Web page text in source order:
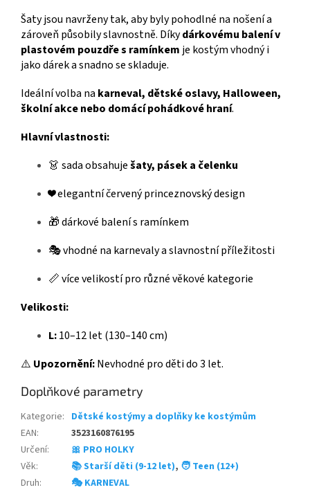
Šaty jsou navrženy tak, aby byly pohodlné na nošení a
zároveň působily slavnostně. Díkydárkovému balení v
plastovém pouzdře s ramínkem je kostým vhodný i
jako dárek a snadno se skladuje.
Ideální volba na karneval, dětské oslavy, Halloween,
školní akce nebo domácí pohádkové hraní.
Hlavní vlastnosti:
👗 sada obsahuješaty, pásek a čelenku
❤️ elegantní červený princeznovský design
🎁 dárkové balení s ramínkem
🎭 vhodné na karnevaly a slavnostní příležitosti
📏 více velikostí pro různé věkové kategorie
Velikosti:
L:10–12 let (130–140 cm)
⚠️ Upozornění:Nevhodné pro děti do 3 let.
Doplňkové parametry
Kategorie: Dětské kostýmy a doplňky ke kostýmům
EAN:
3523160876195
Určení:
🎀 PRO HOLKY
Věk: 📚 Starší děti (9-12 let), 🧑 Teen (12+)
Druh:
🎭 KARNEVAL